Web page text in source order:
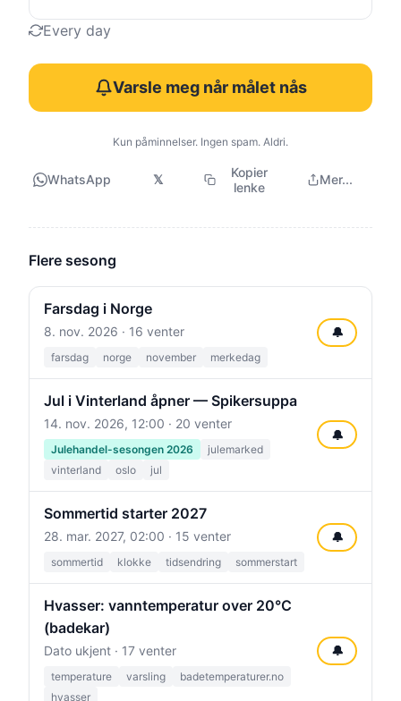
Every day
Varsle meg når målet nås
Kun påminnelser. Ingen spam. Aldri.
WhatsApp 𝕏
Kopier
lenke
Mer...
Flere sesong
Farsdag i Norge
8. nov. 2026 · 16 venter
farsdag norge november merkedag
🔔
Jul i Vinterland åpner — Spikersuppa
14. nov. 2026, 12:00 · 20 venter
Julehandel-sesongen 2026
julemarked
vinterland
oslo jul
🔔
Sommertid starter 2027
28. mar. 2027, 02:00 · 15 venter
sommertid klokke tidsendring sommerstart
🔔
Hvasser: vanntemperatur over 20°C
(badekar)
Dato ukjent · 17 venter
temperature varsling
badetemperaturer.no
hvasser
🔔